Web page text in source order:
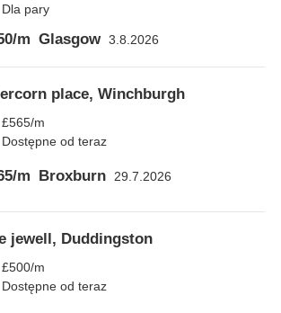
Dla pary
m Glasgow 3.8.2026
place, Winchburgh
£565/m
Dostępne od teraz
m Broxburn 29.7.2026
jewell, Duddingston
£500/m
Dostępne od teraz